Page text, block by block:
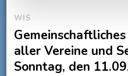
WIS
aller Vereine und
Sonntag, den